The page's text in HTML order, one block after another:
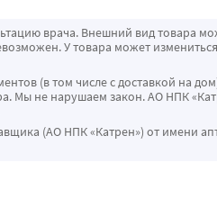
врача. Внешний вид товара
У товара может
(в том числе с доставкой на
Мы не нарушаем закон. АО НПК
(АО НПК «Катрен») от имени